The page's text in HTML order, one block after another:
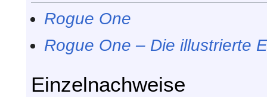
Rogue One
Rogue One – Die illustrierte
Einzelnachweise